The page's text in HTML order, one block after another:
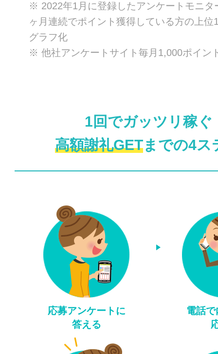
※ 2022年1月に登録したアンケートモニタ
ヶ月連続でポイント獲得している方の上位
グラフ化
※ 他社アンケートサイト毎月1,000ポイン
1回でガッツリ稼ぐ
高額謝礼GETまでの4ス
応募アンケートに
答える
電話